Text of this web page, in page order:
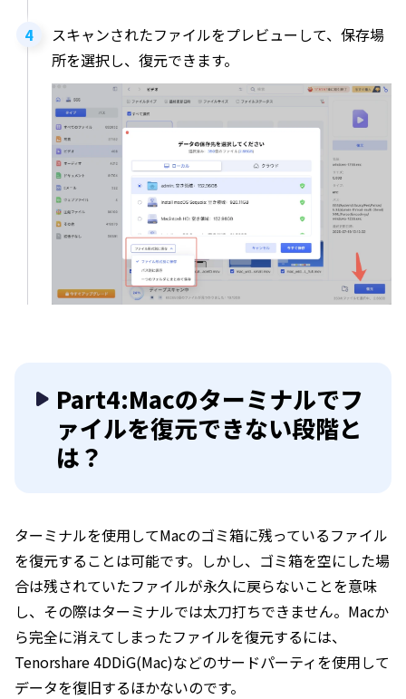
スキャンされたファイルをプレビューして、保存場
所を選択し、復元できます。
Part4:Macのターミナルでフ
ァイルを復元できない段階と
は？
ターミナルを使用してMacのゴミ箱に残っているファイル
を復元することは可能です。しかし、ゴミ箱を空にした場
合は残されていたファイルが永久に戻らないことを意味
し、その際はターミナルでは太刀打ちできません。Macか
ら完全に消えてしまったファイルを復元するには、
Tenorshare 4DDiG(Mac)などのサードパーティを使用して
データを復旧するほかないのです。